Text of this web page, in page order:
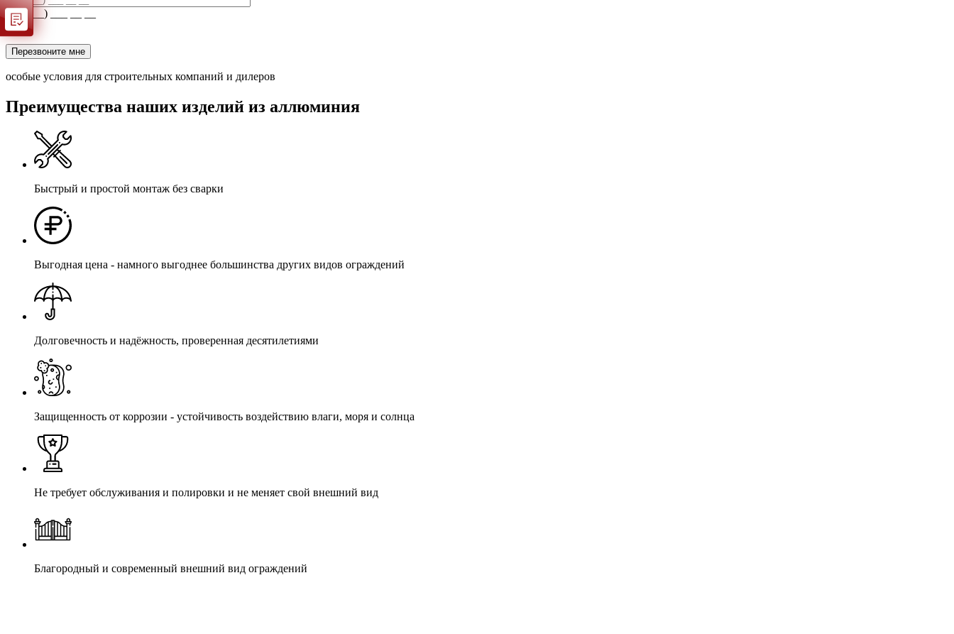
+ 7 (___) ___ __ __
Перезвоните мне
особые условия для строительных компаний и дилеров
Преимущества наших изделий из аллюминия
Быстрый и простой монтаж без сварки
Выгодная цена - намного выгоднее большинства других видов ограждений
Долговечность и надёжность, проверенная десятилетиями
Защищенность от коррозии - устойчивость воздействию влаги, моря и солнца
Не требует обслуживания и полировки и не меняет свой внешний вид
Благородный и современный внешний вид ограждений